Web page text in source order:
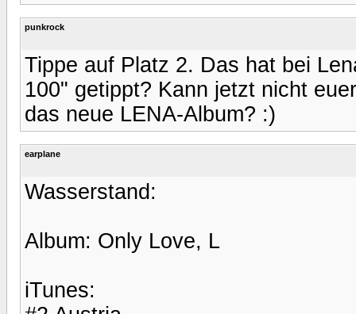
punkrock
Tippe auf Platz 2. Das hat bei
100" getippt? Kann jetzt nicht
das neue LENA-Album? :)
earplane
Wasserstand:
Album: Only Love, L
iTunes: